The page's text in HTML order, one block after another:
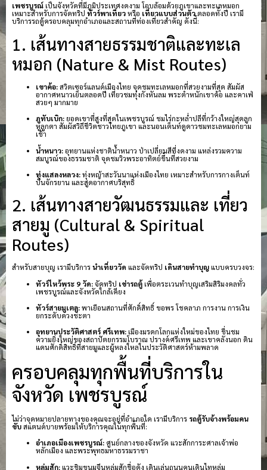
เพชรบูรณ์เป็นจังหวัดที่มีภูมิประเทศงดงาม โอบล้อมด้วยภูเขาและทะเลหมอก
เหมาะสำหรับการจัดทริป ทัวร์พาเที่ยวหรือ เที่ยวแบบส่วนตัวตลอดทั้งปี เรามี
บริการรถตู้ครอบคลุมทุกอำเภอและสถานที่ท่องเที่ยวสำคัญ ดังนี้:
1. เส้นทางสายธรรมชาติและทะเล
หมอก (Nature & Mist Routes)
เขาค้อ:สวิตเซอร์แลนด์เมืองไทย จุดชมทะเลหมอกที่สวยงามที่สุด สัมผัส
อากาศหนาวเย็นตลอดปี เที่ยวชมทุ่งกังหันลม พระตำหนักเขาค้อ และคาเฟ่
สวยๆ มากมาย
ภูทับเบิก: ยอดเขาที่สูงที่สุดในเพชรบูรณ์ ชมไร่กะหล่ำปลีที่กว้างใหญ่สุดลูก
หูลูกตา สัมผัสวิถีชีวิตชาวไทยภูเขา และนอนเต็นท์ดูดาวชมทะเลหมอกยาม
เช้า
น้ำหนาว:อุทยานแห่งชาติน้ำหนาว ป่าเปลี่ยนสีที่งดงาม แหล่งรวมความ
สมบูรณ์ของธรรมชาติ จุดชมวิวพระอาทิตย์ขึ้นที่สวยงาม
ทุ่งแสลงหลวง:ทุ่งหญ้าสะวันนาแห่งเมืองไทย เหมาะสำหรับการกางเต็นท์
ปั่นจักรยาน และสูดอากาศบริสุทธิ์
2. เส้นทางสายวัฒนธรรมและ เที่ยว
สายมู (Cultural & Spiritual
Routes)
สำหรับสายบุญ เรามีบริการนำเที่ยววัด และจัดทริป เดินสายทำบุญแบบครบวงจร:
ทัวร์ไหว้พระ 9 วัด:จัดทริป เช่ารถตู้เพื่อตระเวนทำบุญเสริมสิริมงคลทั่ว
เพชรบูรณ์และจังหวัดใกล้เคียง
ทัวร์สายมูเตลู:พาเยือนสถานที่ศักดิ์สิทธิ์ ขอพร โชคลาภ การงาน การเงิน
ยกระดับดวงชะตา
อุทยานประวัติศาสตร์ ศรีเทพ:เมืองมรดกโลกแห่งใหม่ของไทย ชื่นชม
ความยิ่งใหญ่ของสถาปัตยกรรมโบราณ ปรางค์ศรีเทพ และเขาคลังนอก ดิน
แดนศักดิ์สิทธิ์ที่สายมูและผู้หลงใหลในประวัติศาสตร์ห้ามพลาด
ครอบคลุมทุกพื้นที่บริการใน
จังหวัด เพชรบูรณ์
ไม่ว่าจุดหมายปลายทางของคุณจะอยู่ที่อำเภอใด เรามีบริการ รถตู้รับจ้างพร้อมคน
ขับสแตนด์บายพร้อมให้บริการคุณในทุกพื้นที่:
อำเภอเมืองเพชรบูรณ์: ศูนย์กลางของจังหวัด แวะสักการะศาลเจ้าพ่อ
หลักเมือง และพระพุทธมหาธรรมราชา
หล่มสัก:แวะชิมขนมจีนหล่มสักชื่อดัง เดินเล่นถนนคนเดินไทหล่ม